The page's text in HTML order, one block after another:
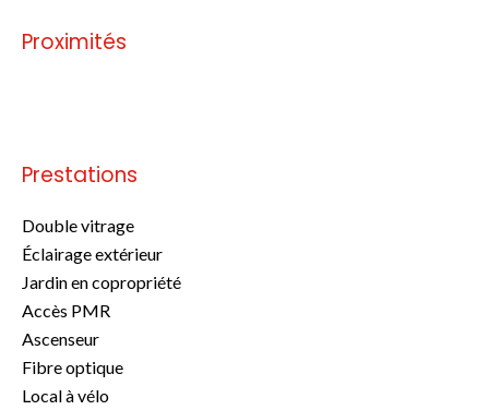
Proximités
Prestations
Double vitrage
Éclairage extérieur
Jardin en copropriété
Accès PMR
Ascenseur
Fibre optique
Local à vélo